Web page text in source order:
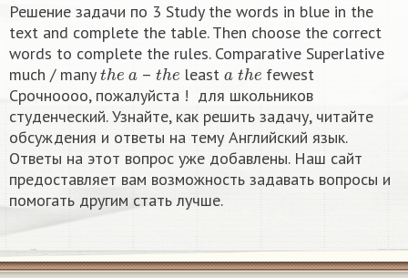
Решение задачи по 3 Study the words in blue in the
text and complete the table. Then choose the correct
words to complete the rules. Comparative Superlative
much / many the a –th e leasta the fewest
Срочноооо, пожалуйста ! ​ для школьников
студенческий. Узнайте, как решить задачу, читайте
обсуждения и ответы на тему Английский язык.
Ответы на этот вопрос уже добавлены. Наш сайт
предоставляет вам возможность задавать вопросы и
помогать другим стать лучше.